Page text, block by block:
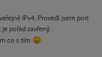
IPv4. Provedl jsem port
pořád zavřený.
co s tím 😞